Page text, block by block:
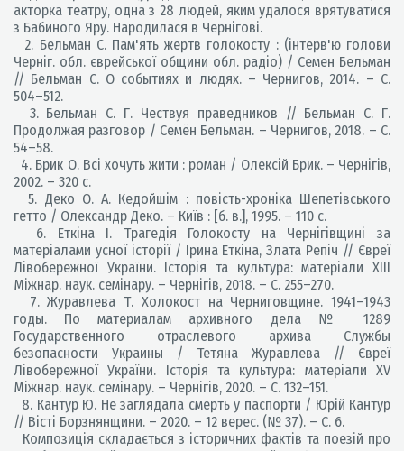
акторка театру, одна з 28 людей, яким удалося врятуватися
з Бабиного Яру. Народилася в Чернігові.
2. Бельман С. Пам'ять жертв голокосту : (інтерв'ю голови
Черніг. обл. єврейської общини обл. радіо) / Семен Бельман
// Бельман С. О событиях и людях. – Чернигов, 2014. – С.
504–512.
3. Бельман С. Г. Чествуя праведников // Бельман С. Г.
Продолжая разговор / Семён Бельман. – Чернигов, 2018. – С.
54–58.
4. Брик О. Всі хочуть жити : роман / Олексій Брик. – Чернігів,
2002. – 320 с.
5. Деко О. А. Кедойшім : повість-хроніка Шепетівського
гетто / Олександр Деко. – Київ : [б. в.], 1995. – 110 с.
6. Еткіна І. Трагедія Голокосту на Чернігівщині за
матеріалами усної історії / Ірина Еткіна, Злата Репіч // Євреї
Лівобережної України. Історія та культура: матеріали ХIII
Міжнар. наук. семінару. – Чернігів, 2018. – С. 255–270.
7. Журавлева Т. Холокост на Черниговщине. 1941–1943
годы. По материалам архивного дела № 1289
Государственного отраслевого архива Службы
безопасности Украины / Тетяна Журавлева // Євреї
Лівобережної України. Історія та культура: матеріали ХV
Міжнар. наук. семінару. – Чернігів, 2020. – С. 132–151.
8. Кантур Ю. Не заглядала смерть у паспорти / Юрій Кантур
// Вісті Борзнянщини. – 2020. – 12 верес. (№ 37). – С. 6.
Композиція складається з історичних фактів та поезій про